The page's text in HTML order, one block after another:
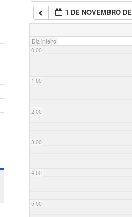
1 DE NOVEMBRO
Dia inteiro
0:00
1:00
2:00
3:00
4:00
5:00